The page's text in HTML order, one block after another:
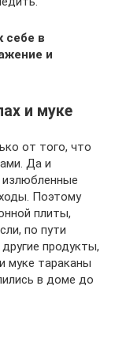
себе в
и
и муке
от того, что
Да и
излюбленные
Поэтому
плиты,
по пути
продукты,
муке тараканы
в доме до